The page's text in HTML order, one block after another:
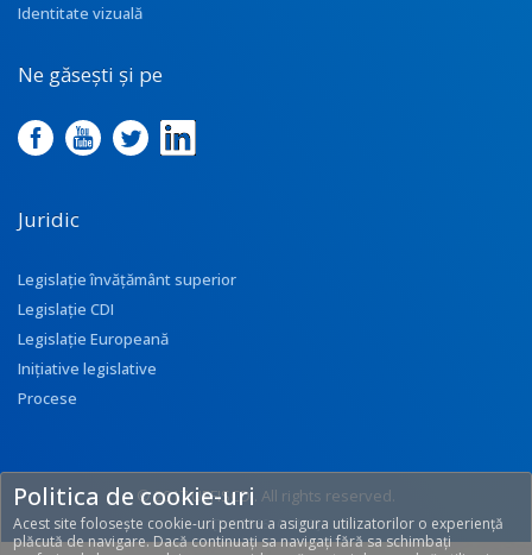
Identitate vizuală
Ne găsești și pe
Juridic
Legislație învățământ superior
Legislație CDI
Legislație Europeană
Inițiative legislative
Procese
© 2017 UEFISCDI. All rights reserved.
[T: 0.3566, O: 133]
Politica de cookie-uri
Acest site folosește cookie-uri pentru a asigura utilizatorilor o experiență
plăcută de navigare. Dacă continuați sa navigați fără sa schimbați